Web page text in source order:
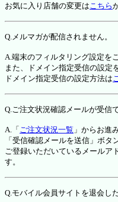
お気に入り店舗の変更はこちら
Q.メルマガが配信されません。
A.端末のフィルタリング設定を
また、ドメイン指定受信の設定
ドメイン指定受信の設定方法は
Q.ご注文状況確認メールが受信
A.「 ご注文状況一覧 」からお進
「受信確認メールを送信」ボタ
ご登録いただいているメールア
す。
Q.モバイル会員サイトを退会した